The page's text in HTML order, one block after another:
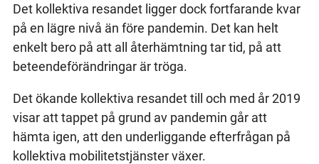
Det kollektiva resandet ligger dock fortfarande kvar
på en lägre nivå än före pandemin. Det kan helt
enkelt bero på att all återhämtning tar tid, på att
beteendeförändringar är tröga.
Det ökande kollektiva resandet till och med år 2019
visar att tappet på grund av pandemin går att
hämta igen, att den underliggande efterfrågan på
kollektiva mobilitetstjänster växer.